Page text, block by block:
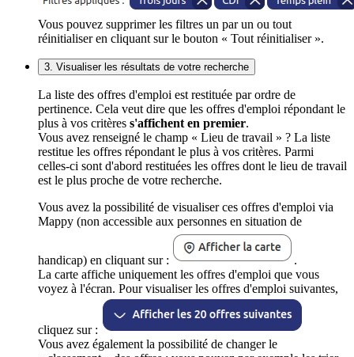
Vous pouvez supprimer les filtres un par un ou tout
réinitialiser en cliquant sur le bouton « Tout réinitialiser ».
3. Visualiser les résultats de votre recherche
La liste des offres d'emploi est restituée par ordre de
pertinence. Cela veut dire que les offres d'emploi répondant le
plus à vos critères s'affichent en premier.
Vous avez renseigné le champ « Lieu de travail » ? La liste
restitue les offres répondant le plus à vos critères. Parmi
celles-ci sont d'abord restituées les offres dont le lieu de travail
est le plus proche de votre recherche.
Vous avez la possibilité de visualiser ces offres d'emploi via
Mappy (non accessible aux personnes en situation de
handicap) en cliquant sur :
.
La carte affiche uniquement les offres d'emploi que vous
voyez à l'écran. Pour visualiser les offres d'emploi suivantes,
cliquez sur :
Vous avez également la possibilité de changer le